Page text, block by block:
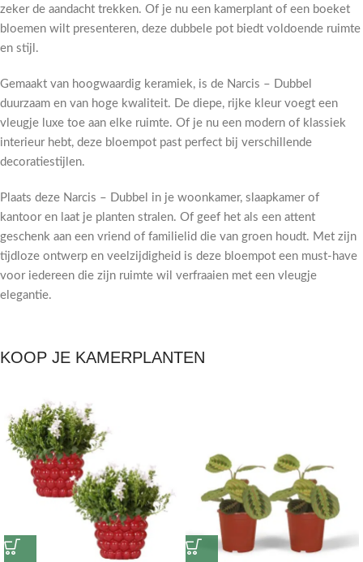
zeker de aandacht trekken. Of je nu een kamerplant of een boeket
bloemen wilt presenteren, deze dubbele pot biedt voldoende ruimte
en stijl.
Gemaakt van hoogwaardig keramiek, is de Narcis – Dubbel
duurzaam en van hoge kwaliteit. De diepe, rijke kleur voegt een
vleugje luxe toe aan elke ruimte. Of je nu een modern of klassiek
interieur hebt, deze bloempot past perfect bij verschillende
decoratiestijlen.
Plaats deze Narcis – Dubbel in je woonkamer, slaapkamer of
kantoor en laat je planten stralen. Of geef het als een attent
geschenk aan een vriend of familielid die van groen houdt. Met zijn
tijdloze ontwerp en veelzijdigheid is deze bloempot een must-have
voor iedereen die zijn ruimte wil verfraaien met een vleugje
elegantie.
KOOP JE KAMERPLANTEN